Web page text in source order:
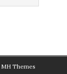
MH Themes